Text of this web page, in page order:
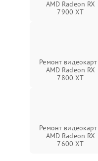
AMD Radeon RX
7900 XT
Ремонт
AMD Radeon RX
7800 XT
Ремонт
AMD Radeon RX
7600 XT